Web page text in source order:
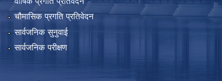
चौमासिक प्रगति प्रतिवेदन
सार्वजनिक सुनुवाई
सार्वजनिक परीक्षण